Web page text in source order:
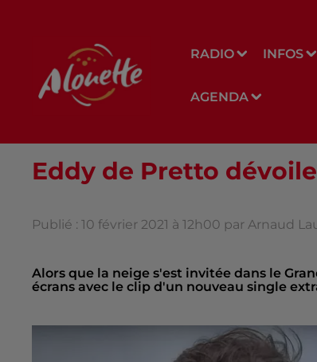
RADIO INFOS
AGENDA
Eddy de Pretto
Publié : 10 février 2021 à 12h00 par Arnaud
Alors que la neige s'est invitée dans le
écrans avec le clip d'un nouveau single